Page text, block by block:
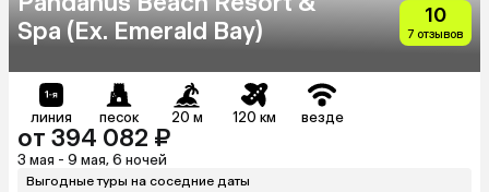
Spa (Ex. Emerald Bay)
10
7 отзывов
линия песок 20 м 120 км везде
от 394 082 ₽
3 мая - 9 мая, 6 ночей
Выгодные туры на соседние даты